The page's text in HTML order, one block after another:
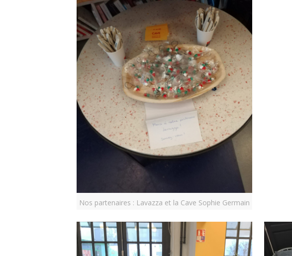
Nos partenaires : Lavazza et la Cave Sophie Germain